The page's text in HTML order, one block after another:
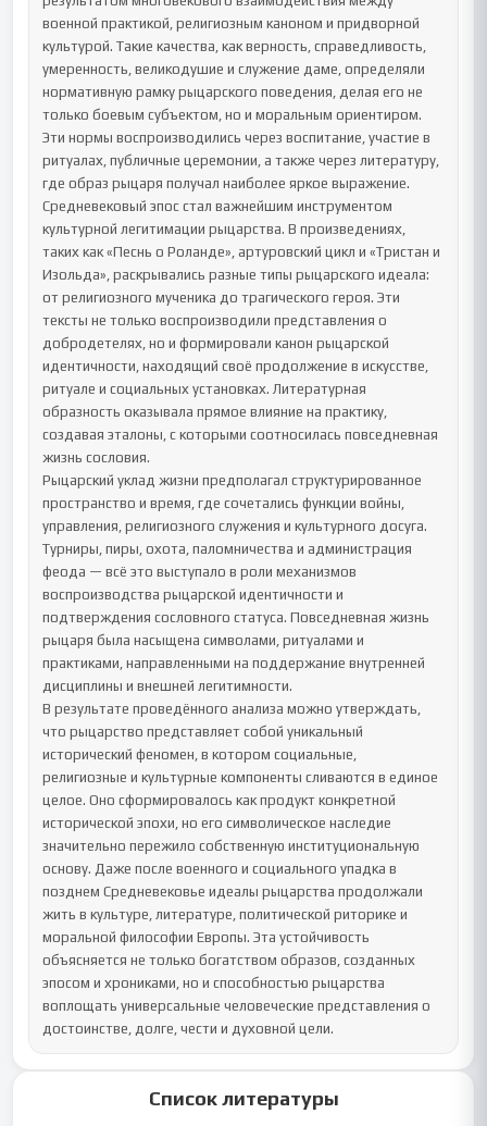
военной практикой, религиозным каноном и придворной
культурой. Такие качества, как верность, справедливость,
умеренность, великодушие и служение даме, определяли
нормативную рамку рыцарского поведения, делая его не
только боевым субъектом, но и моральным ориентиром.
Эти нормы воспроизводились через воспитание, участие в
ритуалах, публичные церемонии, а также через литературу,
где образ рыцаря получал наиболее яркое выражение.
Средневековый эпос стал важнейшим инструментом
культурной легитимации рыцарства. В произведениях,
таких как «Песнь о Роланде», артуровский цикл и «Тристан и
Изольда», раскрывались разные типы рыцарского идеала:
от религиозного мученика до трагического героя. Эти
тексты не только воспроизводили представления о
добродетелях, но и формировали канон рыцарской
идентичности, находящий своё продолжение в искусстве,
ритуале и социальных установках. Литературная
образность оказывала прямое влияние на практику,
создавая эталоны, с которыми соотносилась повседневная
жизнь сословия.
Рыцарский уклад жизни предполагал структурированное
пространство и время, где сочетались функции войны,
управления, религиозного служения и культурного досуга.
Турниры, пиры, охота, паломничества и администрация
феода — всё это выступало в роли механизмов
воспроизводства рыцарской идентичности и
подтверждения сословного статуса. Повседневная жизнь
рыцаря была насыщена символами, ритуалами и
практиками, направленными на поддержание внутренней
дисциплины и внешней легитимности.
В результате проведённого анализа можно утверждать,
что рыцарство представляет собой уникальный
исторический феномен, в котором социальные,
религиозные и культурные компоненты сливаются в единое
целое. Оно сформировалось как продукт конкретной
исторической эпохи, но его символическое наследие
значительно пережило собственную институциональную
основу. Даже после военного и социального упадка в
позднем Средневековье идеалы рыцарства продолжали
жить в культуре, литературе, политической риторике и
моральной философии Европы. Эта устойчивость
объясняется не только богатством образов, созданных
эпосом и хрониками, но и способностью рыцарства
воплощать универсальные человеческие представления о
достоинстве, долге, чести и духовной цели.
Список литературы